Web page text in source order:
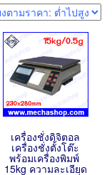
เครื่องชั่งดิจิตอล
เครื่องชั่งตั้งโต๊ะ
พร้อมเครื่องพิมพ์
15kg ความละเอียด